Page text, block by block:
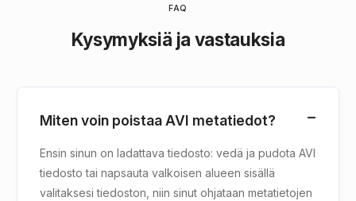
FAQ
Kysymyksiä ja vastauksia
Miten voin poistaa AVI metatiedot?
Ensin sinun on ladattava tiedosto: vedä ja pudota AVI
tiedosto tai napsauta valkoisen alueen sisällä
valitaksesi tiedoston, niin sinut ohjataan metatietojen